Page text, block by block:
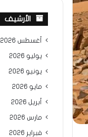
الأرشيف
أغسطس 2026
يوليو 2026
يونيو 2026
مايو 2026
أبريل 2026
مارس 2026
فبراير 2026